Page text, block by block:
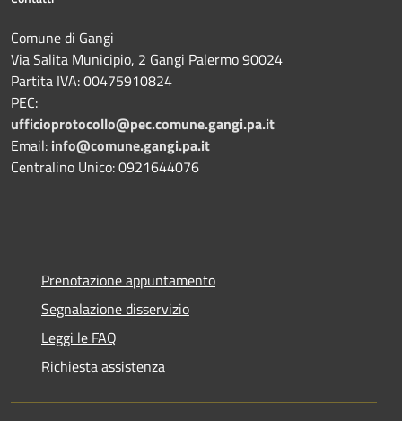
Comune di Gangi
Via Salita Municipio, 2 Gangi Palermo 90024
Partita IVA: 00475910824
PEC:
ufficioprotocollo@pec.comune.gangi.pa.it
Email: info@comune.gangi.pa.it
Centralino Unico: 0921644076
Prenotazione appuntamento
Segnalazione disservizio
Leggi le FAQ
Richiesta assistenza